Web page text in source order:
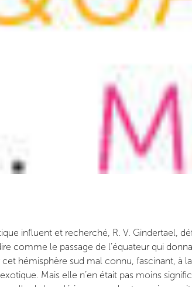
influent et recherché, R. V. Gindertael,
comme le passage de l’équateur qui
hémisphère sud mal connu, fascinant, à
Mais elle n’en était pas moins